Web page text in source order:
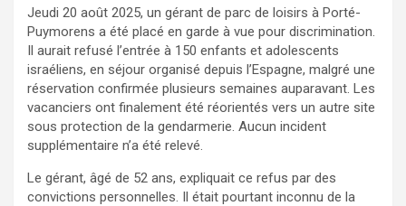
Jeudi 20 août 2025, un gérant de parc de loisirs à Porté-
Puymorens a été placé en garde à vue pour discrimination.
Il aurait refusé l’entrée à 150 enfants et adolescents
israéliens, en séjour organisé depuis l’Espagne, malgré une
réservation confirmée plusieurs semaines auparavant. Les
vacanciers ont finalement été réorientés vers un autre site
sous protection de la gendarmerie. Aucun incident
supplémentaire n’a été relevé.
Le gérant, âgé de 52 ans, expliquait ce refus par des
convictions personnelles. Il était pourtant inconnu de la